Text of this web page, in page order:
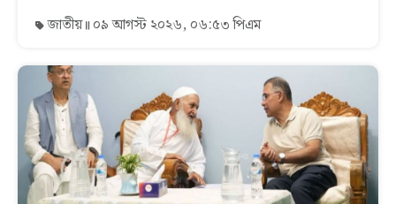
জাতীয় ০৯ আগস্ট ২০২৬, ০৬:৫৩ পিএম